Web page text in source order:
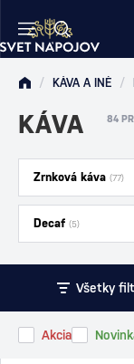
/ KÁVA A INÉ /
KÁVA 84
Zrnková káva (77)
Decaf (5)
Všetky
Akcia